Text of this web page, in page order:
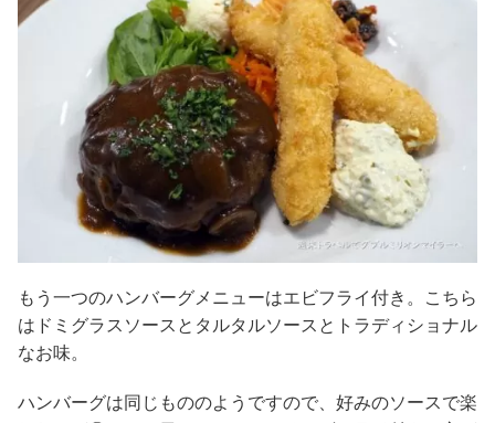
もう一つのハンバーグメニューはエビフライ付き。こちら
はドミグラスソースとタルタルソースとトラディショナル
なお味。
ハンバーグは同じもののようですので、好みのソースで楽